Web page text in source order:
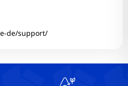
de/support/